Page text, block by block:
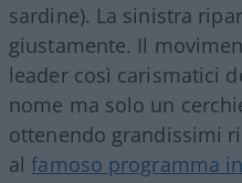
sardine). La sinistra
giustamente. Il
leader così carismatici
nome ma solo un
ottenendo grandissimi
alfamoso programma